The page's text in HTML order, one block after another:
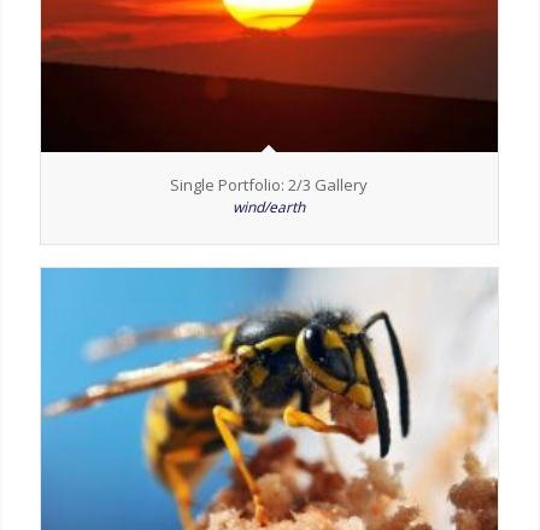
Single Portfolio: 2/3 Gallery
wind/earth